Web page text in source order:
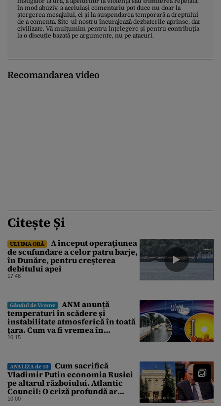
în mod abuziv, a aceluiași comentariu pot duce nu doar la
ștergerea mesajului, ci și la suspendarea temporară a dreptului
de a comenta. Site-ul nostru încurajează dezbaterile aprinse, dar
civilizate. Vă mulțumim pentru înțelegere și pentru contribuția
la o discuție bazată pe argumente, nu pe atacuri.
Recomandarea video
Citește Și
ULTIMA ORĂ
A început operaţiunea
de scufundare a celor patru barje,
în Dunăre, pentru creşterea
debitului apei
17:48
Gândul de Vreme
ANM anunță
temperaturi în scădere și
instabilitate atmosferică în toată
țara. Cum va fi vremea în
București și când vin vijeliile
10:15
ANALIZA de 10
Cum sacrifică
Vladimir Putin economia Rusiei
pe altarul războiului. Atlantic
Council: O criză profundă ar
putea forța Kremlinul să apeleze
10:00